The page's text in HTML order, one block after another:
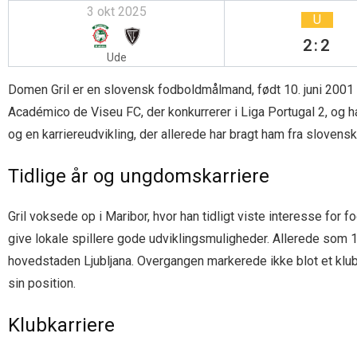
3 okt 2025
Ude
U
2:2
Domen Gril er en slovensk fodboldmålmand, født 10. juni
Académico de Viseu FC, der konkurrerer i Liga Portugal 2,
og en karriereudvikling, der allerede har bragt ham fra
Tidlige år og ungdomskarriere
Gril voksede op i Maribor, hvor han tidligt viste interesse for
give lokale spillere gode udviklingsmuligheder. Allerede som
hovedstaden Ljubljana. Overgangen markerede ikke blot et
sin position.
Klubkarriere